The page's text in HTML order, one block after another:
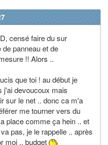
censé faire du sur
panneau et de
!! Alors ..
que toi ! au début je
j'ai devoucoux mais
sur le net .. donc ca m'a
me tourner vers du
place comme ça hein .. et
pas, je le rappelle .. après
moi .. budget